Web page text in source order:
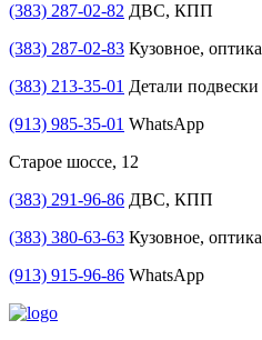
(383) 287-02-82 ДВС, КПП
(383) 287-02-83 Кузовное, оптика
(383) 213-35-01 Детали подвески
(913) 985-35-01 WhatsApp
Старое шоссе, 12
(383) 291-96-86 ДВС, КПП
(383) 380-63-63 Кузовное, оптика
(913) 915-96-86 WhatsApp